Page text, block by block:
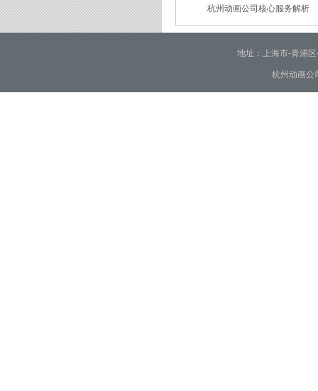
2026/01/30
杭州动画公司核心服务解析
2026/01/28
地址：上海市-青浦
杭州动画公